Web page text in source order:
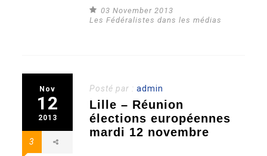
03 November 2013
Les Fédéralistes dans les médias
Nov
12
2013
3
Posté par :admin
Lille – Réunion
élections européennes
mardi 12 novembre